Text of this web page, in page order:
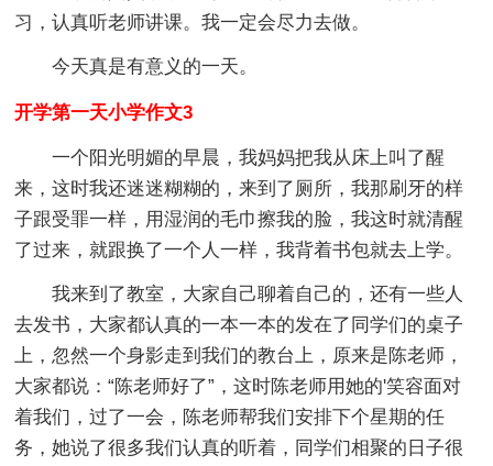
习，认真听老师讲课。我一定会尽力去做。
今天真是有意义的一天。
开学第一天小学作文3
一个阳光明媚的早晨，我妈妈把我从床上叫了醒
来，这时我还迷迷糊糊的，来到了厕所，我那刷牙的样
子跟受罪一样，用湿润的毛巾擦我的脸，我这时就清醒
了过来，就跟换了一个人一样，我背着书包就去上学。
我来到了教室，大家自己聊着自己的，还有一些人
去发书，大家都认真的一本一本的发在了同学们的桌子
上，忽然一个身影走到我们的教台上，原来是陈老师，
大家都说：“陈老师好了”，这时陈老师用她的'笑容面对
着我们，过了一会，陈老师帮我们安排下个星期的任
务，她说了很多我们认真的听着，同学们相聚的日子很